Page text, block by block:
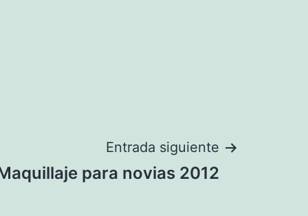
Entrada siguiente
para novias 2012